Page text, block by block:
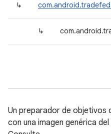
↳
↳
Un preparador de objetivos
con una imagen genérica